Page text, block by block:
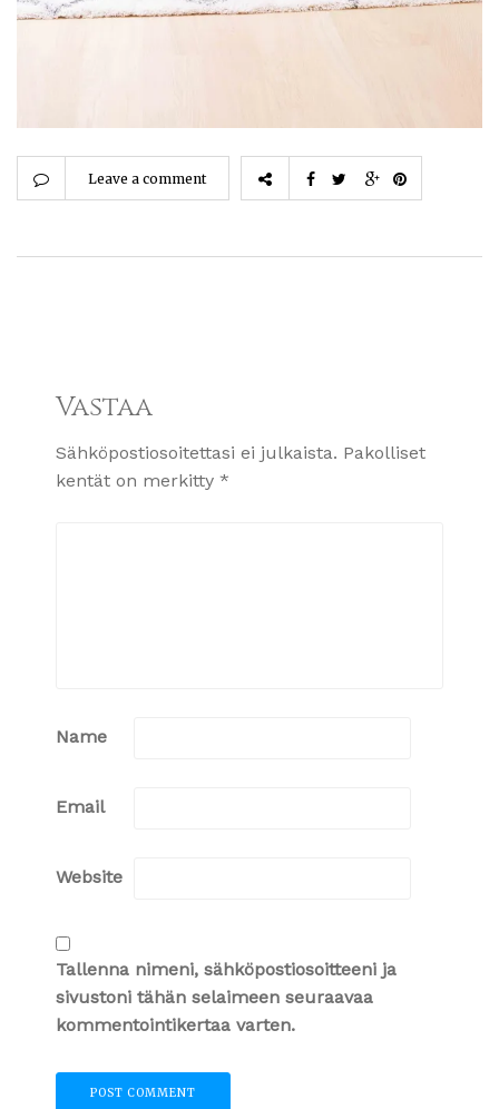
Leave a comment
Vastaa
Sähköpostiosoitettasi ei julkaista. Pakolliset
kentät on merkitty *
Name
Email
Website
Tallenna nimeni, sähköpostiosoitteeni ja
sivustoni tähän selaimeen seuraavaa
kommentointikertaa varten.